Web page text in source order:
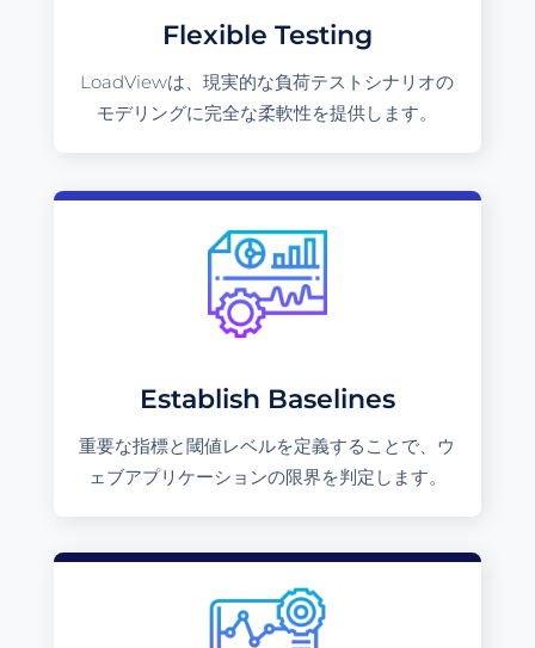
Flexible Testing
LoadViewは、現実的な負荷テストシナリオの
モデリングに完全な柔軟性を提供します。
Establish Baselines
重要な指標と閾値レベルを定義することで、ウ
ェブアプリケーションの限界を判定します。